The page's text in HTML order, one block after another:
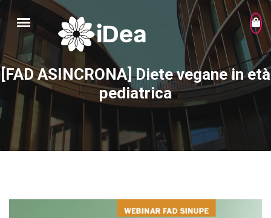
[FAD ASINCRONA] Diete vegane in età
pediatrica